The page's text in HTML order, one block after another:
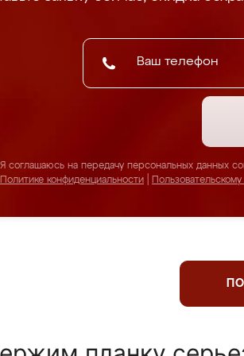
Я соглашаюсь на передачу персональных данных
Политике конфиденциальности